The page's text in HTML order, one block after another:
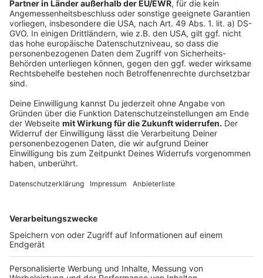
Anzeige
Die Veranstaltergemeinschaft ist gemäß
Landesmediengesetz NRW für die inhaltliche und
programmliche Gestaltung sowie für die Personalien
der Redaktion des privaten lokalen Rundfunks
verantwortlich. Ihre Mitglieder arbeiten ehrenamtlich.
Für wirtschaftliche Aspekte ist die
Betriebsgesellschaft verantwortlich. Diese Trennung
aus programmlicher und wirtschaftlicher
Verantwortung wird durch das Landesmediengesetz
bezeichnet. Das Zwei-Säulen-Modell ist in der
Weitere Meldungen aus Leverkusen